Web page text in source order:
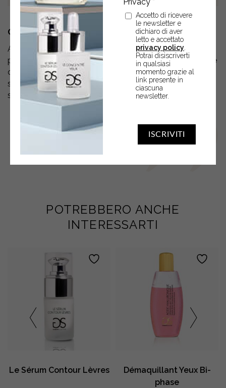
ISCRIVITI
Accetto di ricevere
le newsletter e
dichiaro di aver
letto e accettato
privacy policy
Potrai disiscriverti
in qualsiasi
momento grazie al
link presente in
ciascuna
newsletter.
COME SI USA
Applicare su viso, collo e décolleté qualche goccia di
prodotto su pelle pulita, picchiettando successivamente
con la punta delle dita. Utilizzare tutti i giorni, mattina e
sera prima della crema giorno, crema notte o
separatamente.
POTREBBERO ANCHE
INTERESSARTI
Le Sérum Contour Lèvres
Démaquillant Yeux Bi-
phase